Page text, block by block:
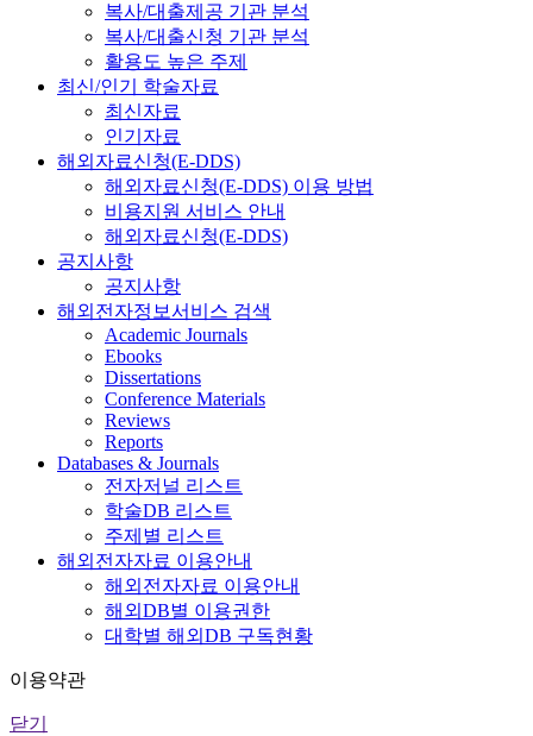
복사/대출제공 기관 분석
복사/대출신청 기관 분석
활용도 높은 주제
최신/인기 학술자료
최신자료
인기자료
해외자료신청(E-DDS)
해외자료신청(E-DDS) 이용 방법
비용지원 서비스 안내
해외자료신청(E-DDS)
공지사항
공지사항
해외전자정보서비스 검색
Academic Journals
Ebooks
Dissertations
Conference Materials
Reviews
Reports
Databases & Journals
전자저널 리스트
학술DB 리스트
주제별 리스트
해외전자자료 이용안내
해외전자자료 이용안내
해외DB별 이용권한
대학별 해외DB 구독현황
이용약관
닫기